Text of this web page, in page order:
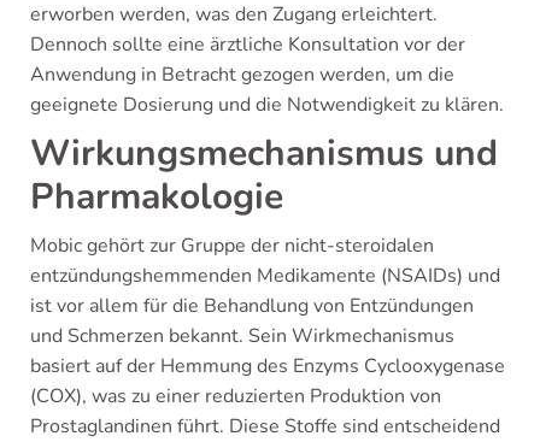
erworben werden, was den Zugang erleichtert.
Dennoch sollte eine ärztliche Konsultation vor der
Anwendung in Betracht gezogen werden, um die
geeignete Dosierung und die Notwendigkeit zu klären.
Wirkungsmechanismus und
Pharmakologie
Mobic gehört zur Gruppe der nicht-steroidalen
entzündungshemmenden Medikamente (NSAIDs) und
ist vor allem für die Behandlung von Entzündungen
und Schmerzen bekannt. Sein Wirkmechanismus
basiert auf der Hemmung des Enzyms Cyclooxygenase
(COX), was zu einer reduzierten Produktion von
Prostaglandinen führt. Diese Stoffe sind entscheidend